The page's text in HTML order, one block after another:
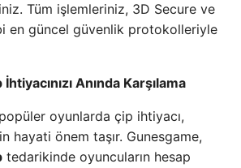
Tüm işlemleriniz, 3D Secure ve
en güncel güvenlik protokolleriyle
Anında Karşılama
oyunlarda çip ihtiyacı,
hayati önem taşır. Gunesgame,
tedarikinde oyuncuların hesap